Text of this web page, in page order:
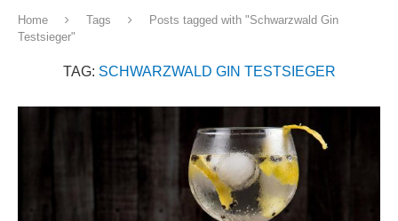
Home Tags
Posts tagged with "Schwarzwald Gin
Testsieger"
TAG: SCHWARZWALD GIN TESTSIEGER